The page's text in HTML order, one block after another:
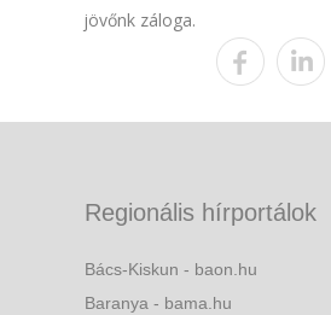
jövőnk záloga.
Regionális hírportálok
Bács-Kiskun - baon.hu
Baranya - bama.hu